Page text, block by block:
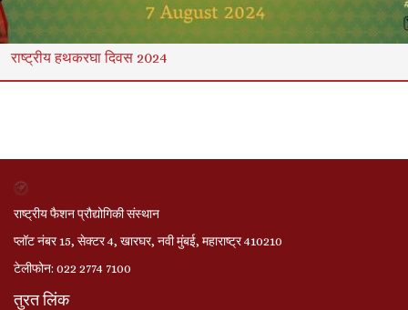
राष्ट्रीय हथकरघा दिवस 2024
राष्ट्रीय फैशन प्रौद्योगिकी संस्थान
प्लॉट नंबर 15, सेक्टर 4, खारघर, नवी मुंबई, महाराष्ट्र 410210
टेलीफोन: 022 2774 7100
तुरत लिंक